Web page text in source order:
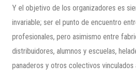
Y el objetivo de los organizadores es
invariable; ser el punto de encuentro
profesionales, pero asimismo entre
distribuidores, alumnos y escuelas,
panaderos y otros colectivos